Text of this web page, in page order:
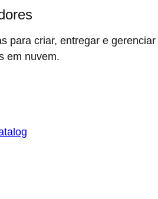
para criar, entregar e gerenciar
em nuvem.